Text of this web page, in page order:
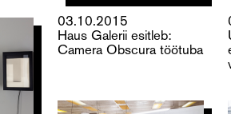
03.10.2015
Haus Galerii esitleb:
Camera Obscura töötuba